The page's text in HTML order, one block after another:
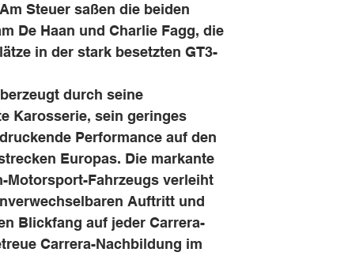
Steuer saßen die beiden
De Haan und Charlie Fagg, die
in der stark besetzten GT3-
durch seine
Karosserie, sein geringes
Performance auf den
Europas. Die markante
Motorsport-Fahrzeugs verleiht
Auftritt und
Blickfang auf jeder Carrera-
Carrera-Nachbildung im